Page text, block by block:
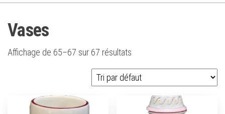
Vases
Affichage de 65–67 sur 67 résultats